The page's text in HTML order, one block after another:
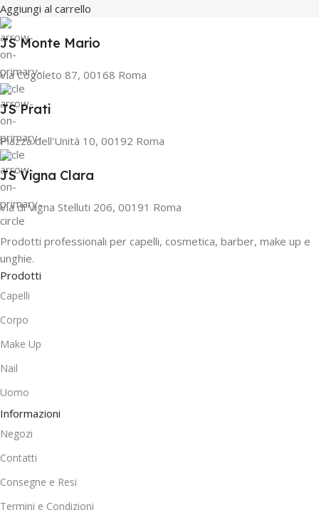
Aggiungi al carrello
JS Monte Mario
Via Cogoleto 87, 00168 Roma
JS Prati
Piazza dell'Unità 10, 00192 Roma
JS Vigna Clara
Via di Vigna Stelluti 206, 00191 Roma
Prodotti professionali per capelli, cosmetica, barber, make up e
unghie.
Prodotti
Capelli
Corpo
Make Up
Nail
Uomo
Informazioni
Negozi
Contatti
Consegne e Resi
Termini e Condizioni